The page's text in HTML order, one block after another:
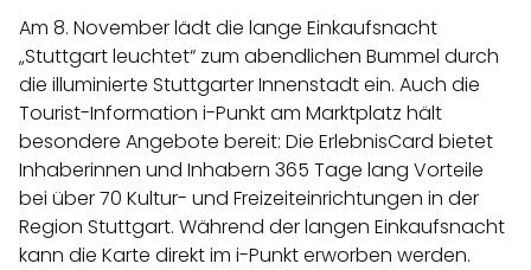
Am 8. November lädt die lange Einkaufsnacht
„Stuttgart leuchtet“ zum abendlichen Bummel durch
die illuminierte Stuttgarter Innenstadt ein. Auch die
Tourist-Information i-Punkt am Marktplatz hält
besondere Angebote bereit: Die ErlebnisCard bietet
Inhaberinnen und Inhabern 365 Tage lang Vorteile
bei über 70 Kultur- und Freizeiteinrichtungen in der
Region Stuttgart. Während der langen Einkaufsnacht
kann die Karte direkt im i-Punkt erworben werden.